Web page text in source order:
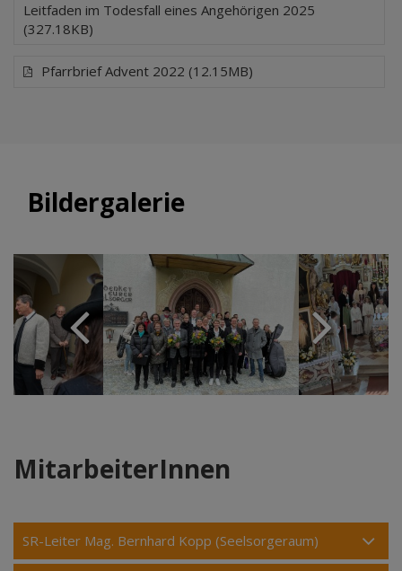
Leitfaden im Todesfall eines Angehörigen 2025
(327.18KB)
Pfarrbrief Advent 2022 (12.15MB)
Bildergalerie
MitarbeiterInnen
SR-Leiter Mag. Bernhard Kopp (Seelsorgeraum)